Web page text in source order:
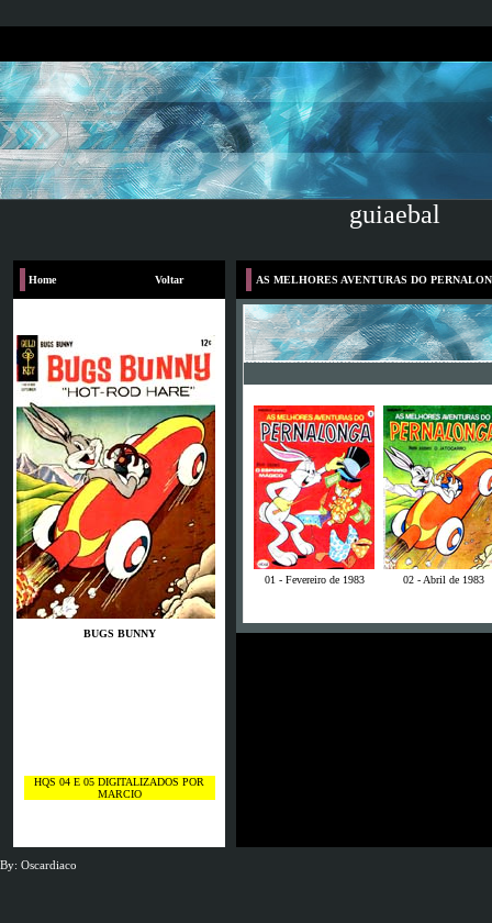
guiaebal
Home Voltar
BUGS BUNNY
HQS 04 E 05 DIGITALIZADOS POR
MARCIO
AS MELHORES AVENTURAS DO
01 - Fevereiro de 1983 02 - Abril de 1983
By: Oscardiaco